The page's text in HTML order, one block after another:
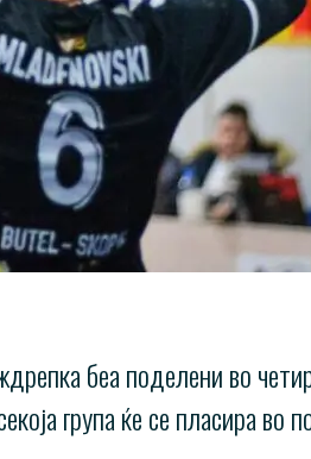
беа поделени во
група ќе се пласира во